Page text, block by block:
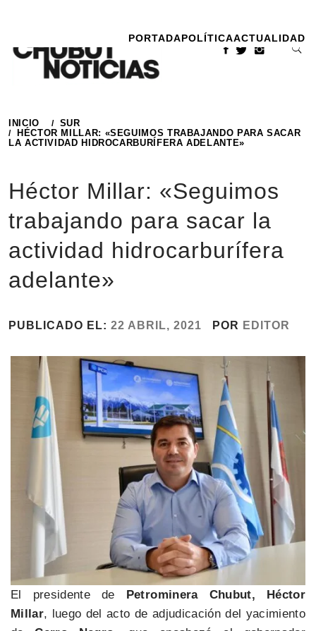
contenido
PORTADAPOLÍTICAACTUALIDAD
INICIO
SUR
HÉCTOR MILLAR: «SEGUIMOS TRABAJANDO PARA SACAR
LA ACTIVIDAD HIDROCARBURÍFERA ADELANTE»
Héctor Millar: «Seguimos
trabajando para sacar la
actividad hidrocarburífera
adelante»
PUBLICADO EL: 22 ABRIL, 2021 POR EDITOR
El presidente de Petrominera Chubut, Héctor
Millar, luego del acto de adjudicación del yacimiento